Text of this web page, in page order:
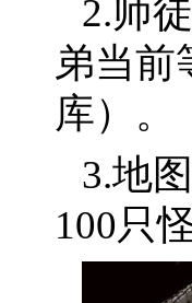
2.师
弟当前
库）。
3.地
100只